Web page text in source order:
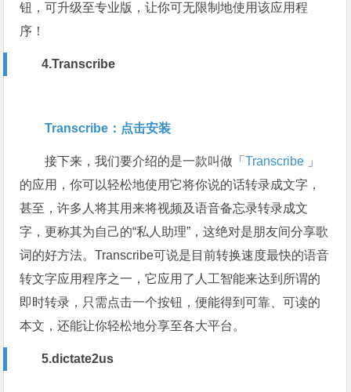
钮，可升级至专业版，让你可无限制地使用该应用程
序！
4.Transcribe
Transcribe：点击安装
接下来，我们要介绍的是一款叫做「Transcribe 」
的应用，你可以轻松地使用它将你说的话转录成文字，
甚至，许多人将其用来将视频及语音备忘录转录成文
字，更称其为自己的“私人助理”，这绝对是朋友间分享歌
词的好方法。Transcribe可说是目前转换速度最快的语音
转文字应用程序之一，它应用了人工智能来达到所谓的
即时转录，只需点击一个按钮，便能得到可靠、可读的
本文，还能让你轻松地分享至各大平台。
5.dictate2us